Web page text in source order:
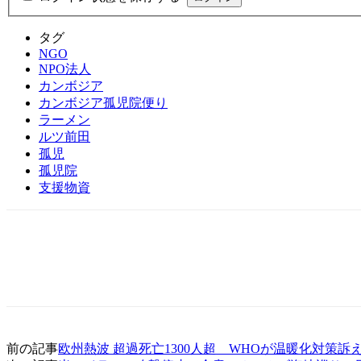
タグ
NGO
NPO法人
カンボジア
カンボジア孤児院便り
ラーメン
ルツ前田
孤児
孤児院
支援物資
前の記事欧州熱波 超過死亡1300人超 WHOが温暖化対策訴